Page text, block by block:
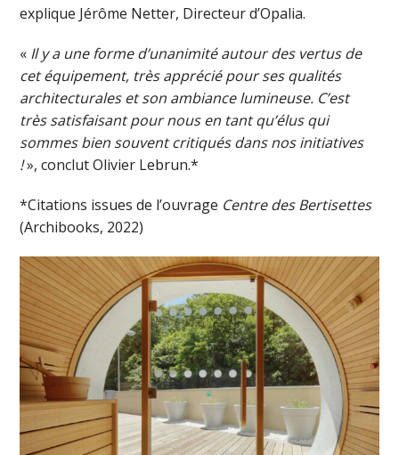
explique Jérôme Netter, Directeur d’Opalia.
« Il y a une forme d’unanimité autour des vertus de
cet équipement, très apprécié pour ses qualités
architecturales et son ambiance lumineuse. C’est
très satisfaisant pour nous en tant qu’élus qui
sommes bien souvent critiqués dans nos initiatives
!», conclut Olivier Lebrun.*
*Citations issues de l’ouvrage Centre des Bertisettes
(Archibooks, 2022)